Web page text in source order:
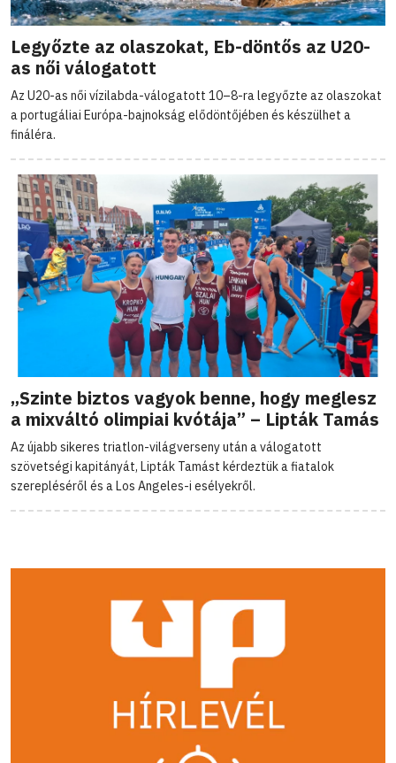
Legyőzte az olaszokat, Eb-döntős az U20-
as női válogatott
Az U20-as női vízilabda-válogatott 10–8-ra legyőzte az olaszokat
a portugáliai Európa-bajnokság elődöntőjében és készülhet a
fináléra.
„Szinte biztos vagyok benne, hogy meglesz
a mixváltó olimpiai kvótája” – Lipták Tamás
Az újabb sikeres triatlon-világverseny után a válogatott
szövetségi kapitányát, Lipták Tamást kérdeztük a fiatalok
szerepléséről és a Los Angeles-i esélyekről.